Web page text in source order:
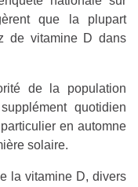
que la plupart
de vitamine D dans
de la population
quotidien
en automne
solaire.
la vitamine D, divers